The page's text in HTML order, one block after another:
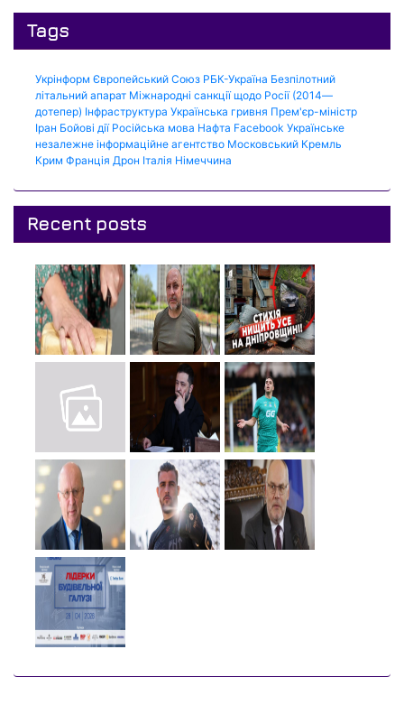
Tags
Укрінформ Європейський Союз РБК-Україна Безпілотний
літальний апарат Міжнародні санкції щодо Росії (2014—
дотепер) Інфраструктура Українська гривня Прем'єр-міністр
Іран Бойові дії Російська мова Нафта Facebook Українське
незалежне інформаційне агентство Московський Кремль
Крим Франція Дрон Італія Німеччина
Recent posts